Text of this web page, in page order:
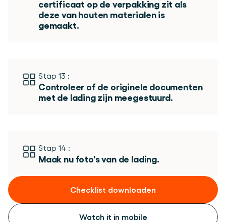
certificaat op de verpakking zit als
deze van houten materialen is
gemaakt.
Stap 13 :
Controleer of de originele documenten
met de lading zijn meegestuurd.
Stap 14 :
Maak nu foto's van de lading.
Checklist downloaden
Watch it in mobile